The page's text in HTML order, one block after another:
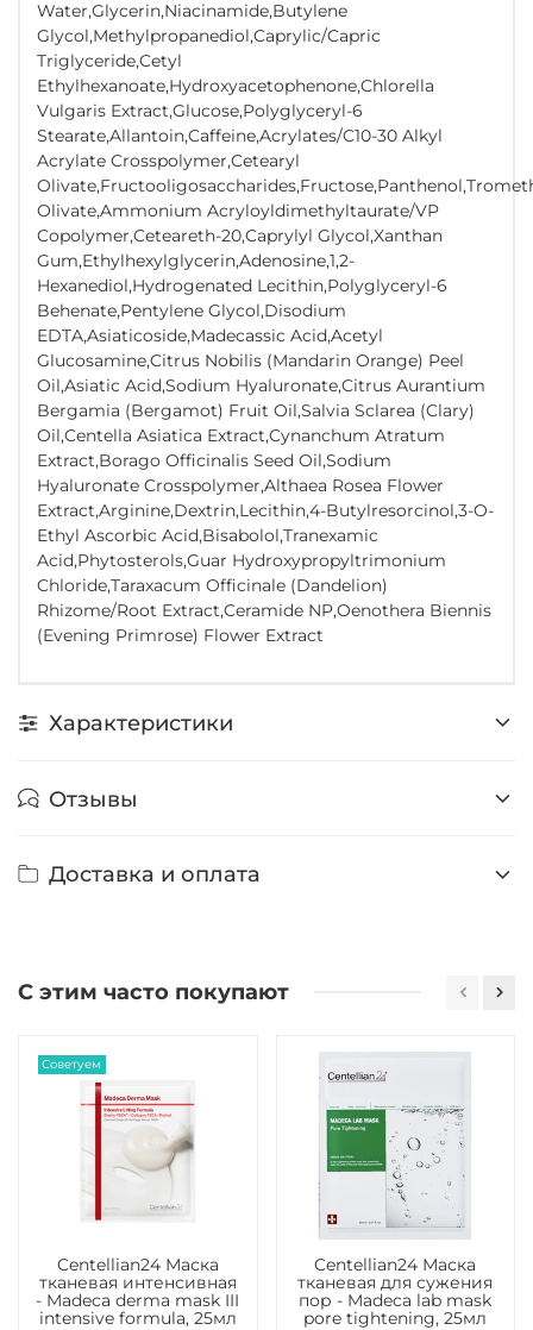
Water,Glycerin,Niacinamide,Butylene
Glycol,Methylpropanediol,Caprylic/Capric
Triglyceride,Cetyl
Ethylhexanoate,Hydroxyacetophenone,Chlorella
Vulgaris Extract,Glucose,Polyglyceryl-6
Stearate,Allantoin,Caffeine,Acrylates/C10-30 Alkyl
Acrylate Crosspolymer,Cetearyl
Olivate,Ammonium Acryloyldimethyltaurate/VP
Copolymer,Ceteareth-20,Caprylyl Glycol,Xanthan
Gum,Ethylhexylglycerin,Adenosine,1,2-
Hexanediol,Hydrogenated Lecithin,Polyglyceryl-6
Behenate,Pentylene Glycol,Disodium
EDTA,Asiaticoside,Madecassic Acid,Acetyl
Glucosamine,Citrus Nobilis (Mandarin Orange) Peel
Oil,Asiatic Acid,Sodium Hyaluronate,Citrus Aurantium
Bergamia (Bergamot) Fruit Oil,Salvia Sclarea (Clary)
Oil,Centella Asiatica Extract,Cynanchum Atratum
Extract,Borago Officinalis Seed Oil,Sodium
Hyaluronate Crosspolymer,Althaea Rosea Flower
Extract,Arginine,Dextrin,Lecithin,4-Butylresorcinol,3-O-
Ethyl Ascorbic Acid,Bisabolol,Tranexamic
Acid,Phytosterols,Guar Hydroxypropyltrimonium
Chloride,Taraxacum Officinale (Dandelion)
Rhizome/Root Extract,Ceramide NP,Oenothera Biennis
(Evening Primrose) Flower Extract
Характеристики
Отзывы
Доставка и оплата
С этим часто покупают
Советуем
Centellian24 Маска
тканевая интенсивная
- Madeca derma mask III
intensive formula, 25мл
Centellian24 Маска
тканевая для сужения
пор - Madeca lab mask
pore tightening, 25мл